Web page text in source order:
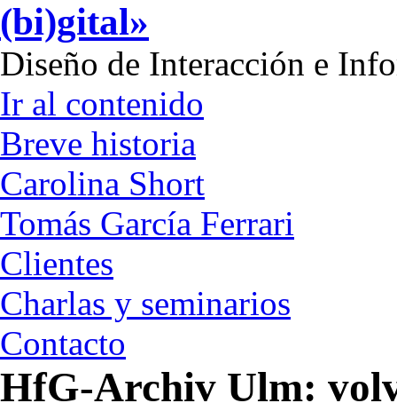
(bi)gital»
Diseño de Interacción e
Ir al contenido
Breve historia
Carolina Short
Tomás García Ferrari
Clientes
Charlas y seminarios
Contacto
HfG-Archiv Ulm: